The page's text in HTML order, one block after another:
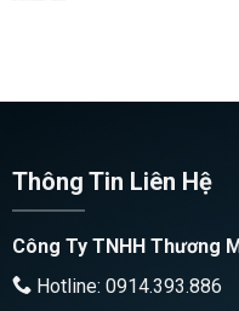
Thông Tin Liên Hệ
Công Ty TNHH Thương
Hotline: 0914.393.886